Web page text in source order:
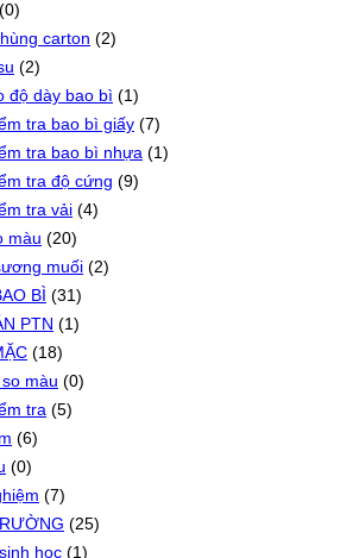
(0)
carton (2)
(2)
độ dày bao bì (1)
tra bao bì giấy (7)
tra bao bì nhựa (1)
tra độ cứng (9)
tra vải (4)
màu (20)
muối (2)
BÌ (31)
PTN (1)
(18)
màu (0)
tra (5)
(6)
(0)
(7)
(25)
học (1)